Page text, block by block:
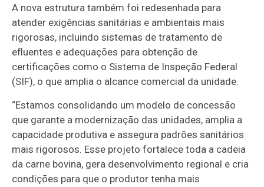
A nova estrutura também foi redesenhada para
atender exigências sanitárias e ambientais mais
rigorosas, incluindo sistemas de tratamento de
efluentes e adequações para obtenção de
certificações como o Sistema de Inspeção Federal
(SIF), o que amplia o alcance comercial da unidade.
“Estamos consolidando um modelo de concessão
que garante a modernização das unidades, amplia a
capacidade produtiva e assegura padrões sanitários
mais rigorosos. Esse projeto fortalece toda a cadeia
da carne bovina, gera desenvolvimento regional e cria
condições para que o produtor tenha mais